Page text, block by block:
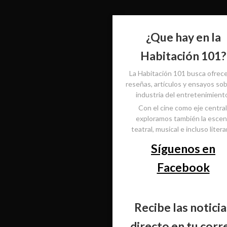
¿Que hay en la
Habitación 101?
La Habitación 101 busca
reseñas, artículos y ensayos
industria del
Con el cine como eje
exploramos también la
teatral, musical e incluso
Síguenos en
Facebook
Recibe las